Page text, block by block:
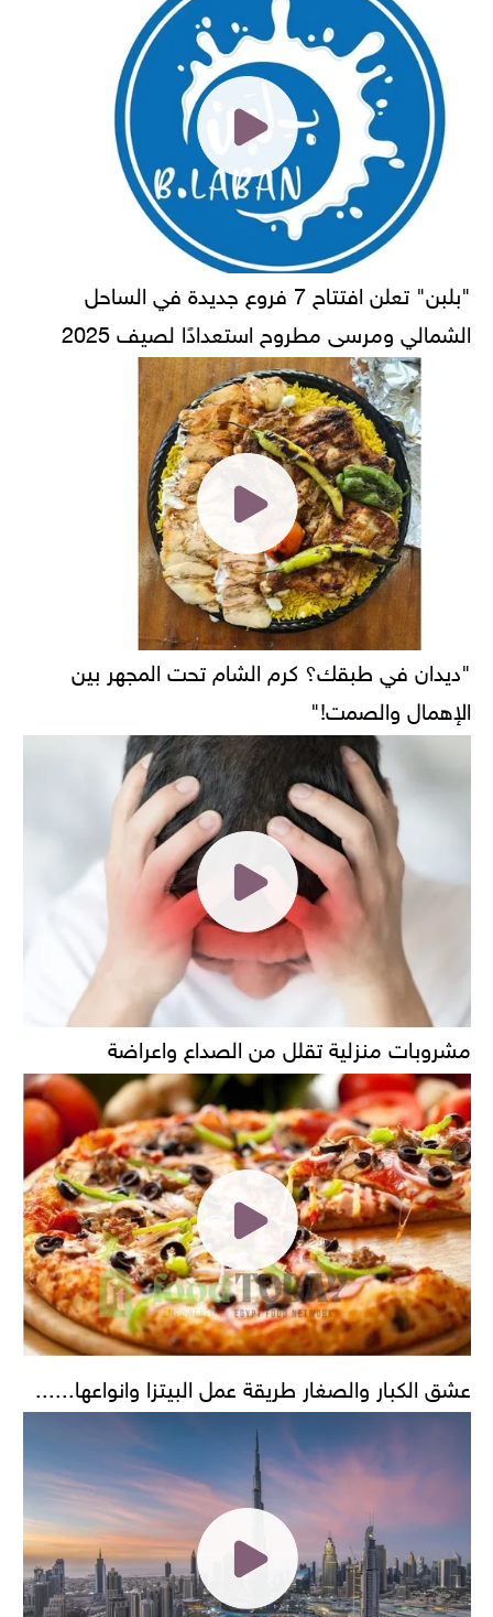
"بلبن" تعلن افتتاح 7 فروع جديدة في الساحل
الشمالي ومرسى مطروح استعدادًا لصيف 2025
"ديدان في طبقك؟ كرم الشام تحت المجهر بين
الإهمال والصمت!"
مشروبات منزلية تقلل من الصداع واعراضة
عشق الكبار والصغار طريقة عمل البيتزا وانواعها......